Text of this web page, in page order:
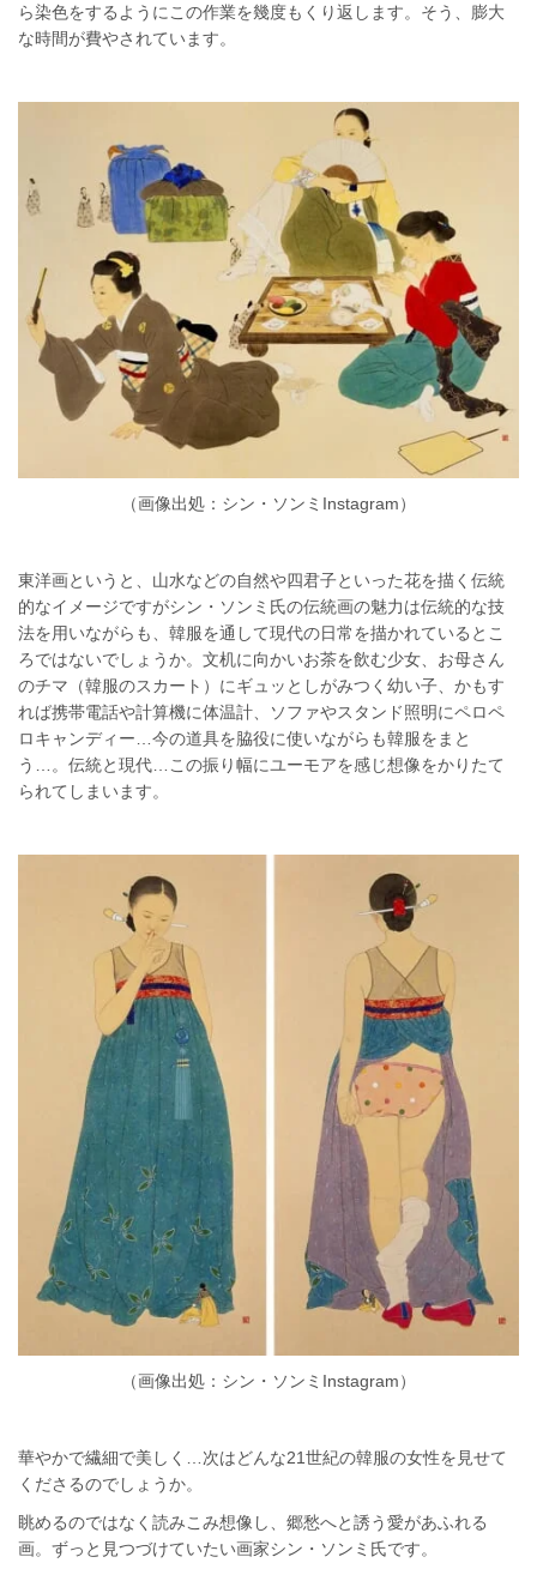
ら染色をするようにこの作業を幾度もくり返します。そう、膨大
な時間が費やされています。
（画像出処：シン・ソンミInstagram）
東洋画というと、山水などの自然や四君子といった花を描く伝統
的なイメージですがシン・ソンミ氏の伝統画の魅力は伝統的な技
法を用いながらも、韓服を通して現代の日常を描かれているとこ
ろではないでしょうか。文机に向かいお茶を飲む少女、お母さん
のチマ（韓服のスカート）にギュッとしがみつく幼い子、かもす
れば携帯電話や計算機に体温計、ソファやスタンド照明にペロペ
ロキャンディー…今の道具を脇役に使いながらも韓服をまと
う…。伝統と現代…この振り幅にユーモアを感じ想像をかりたて
られてしまいます。
（画像出処：シン・ソンミInstagram）
華やかで繊細で美しく…次はどんな21世紀の韓服の女性を見せて
くださるのでしょうか。
眺めるのではなく読みこみ想像し、郷愁へと誘う愛があふれる
画。ずっと見つづけていたい画家シン・ソンミ氏です。